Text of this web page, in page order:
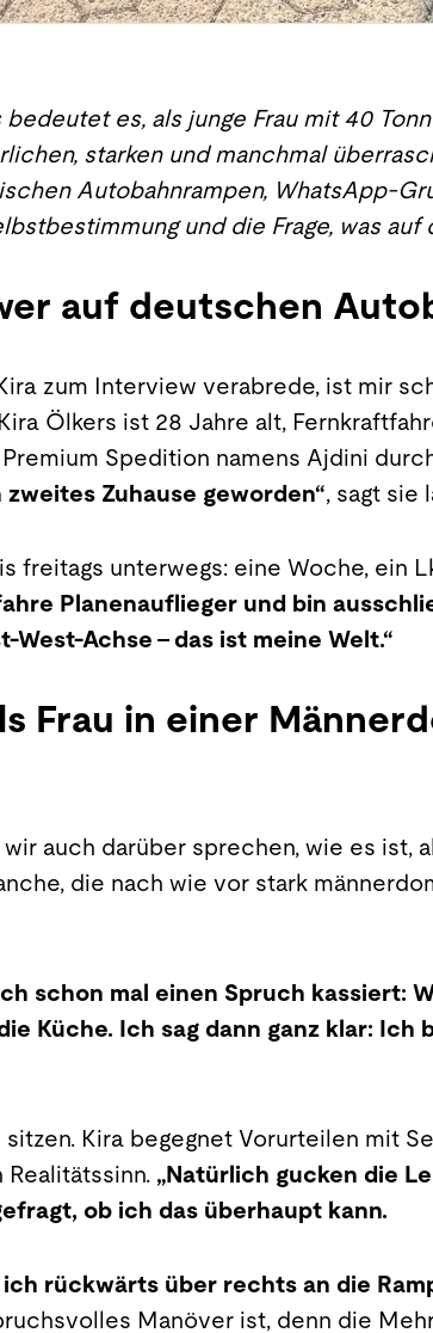
bedeutet es, als junge Frau mit 40
starken und manchmal
Autobahnrampen, WhatsApp-
und die Frage, was
auf deutschen
zum Interview verabrede, ist mir
Ölkers ist 28 Jahre alt,
Spedition namens Ajdini
zweites Zuhause geworden“, sagt sie
freitags unterwegs: eine Woche, ein
Planenauflieger und bin
West-Achse - das ist meine Welt.“
Frau in einer
auch darüber sprechen, wie es ist,
die nach wie vor stark
schon mal einen Spruch kassiert:
Küche. Ich sag dann ganz klar: Ich
sitzen. Kira begegnet Vorurteilen mit
Realitätssinn. „Natürlich gucken die
ob ich das überhaupt kann.
rückwärts über rechts an die
Manöver ist, denn die